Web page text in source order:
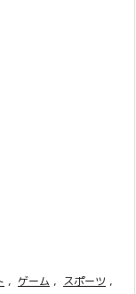
, ゲーム , スポーツ ,